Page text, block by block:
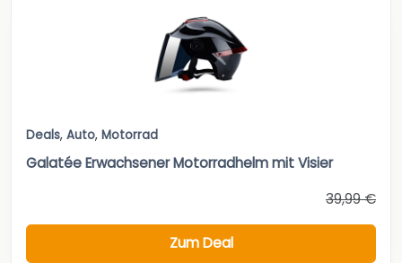
Deals, Auto, Motorrad
Galatée Erwachsener Motorradhelm mit Visier
39,99 €
Zum Deal